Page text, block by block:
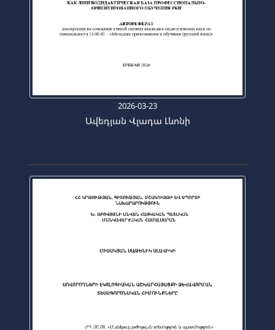
2026-03-23
Ավեդյան Վլադա Լևոնի